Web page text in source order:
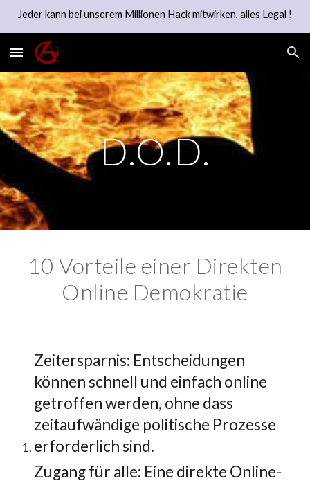
Jeder kann bei unserem Millionen Hack mitwirken, alles Legal !
D.O.D.
10 Vorteile einer Direkten
Online Demokratie
Zeitersparnis: Entscheidungen
können schnell und einfach online
getroffen werden, ohne dass
zeitaufwändige politische Prozesse
erforderlich sind.
Zugang für alle: Eine direkte Online-